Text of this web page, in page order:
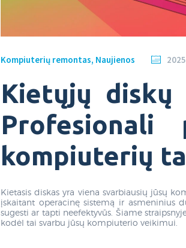
Kompiuterių remontas, Naujienos
Kietųjų diskų
Profesionali
kompiuterių
Kietasis diskas yra viena svarbiausių jūsų
įskaitant operacinę sistemą ir asmeninius
sugesti ar tapti neefektyvūs. Šiame
kodėl tai svarbu jūsų kompiuterio veikimui.